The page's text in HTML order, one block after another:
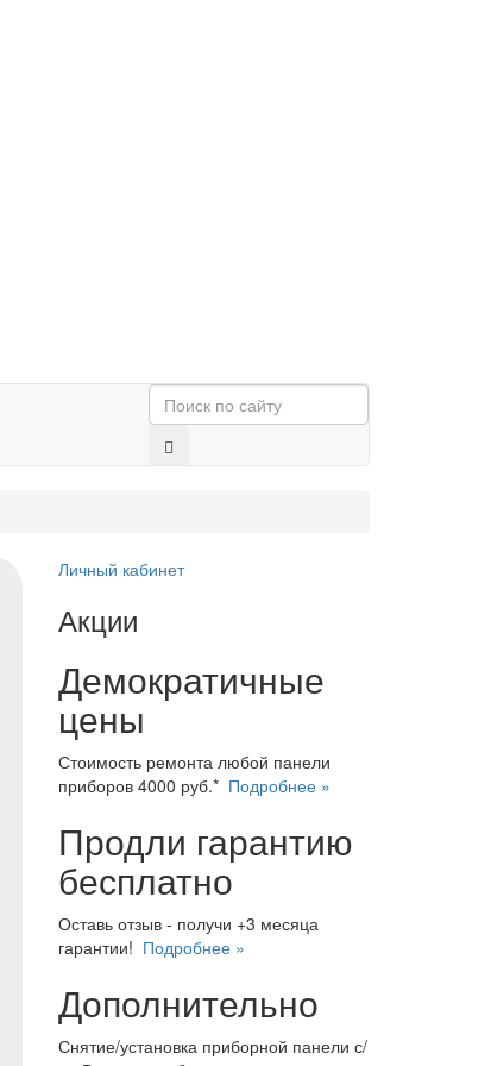
Личный кабинет
Акции
Демократичные
цены
Стоимость ремонта любой панели
приборов 4000 руб.* Подробнее »
Продли гарантию
бесплатно
Оставь отзыв - получи +3 месяца
гарантии! Подробнее »
Дополнительно
Снятие/установка приборной панели с/